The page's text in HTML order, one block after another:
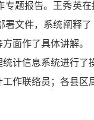
题报告。王秀英
文件，系统阐释
面作了具体讲解。
计信息系统进行了
作联络员；各县区